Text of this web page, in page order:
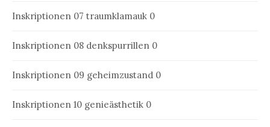
Inskriptionen 07 traumklamauk 0
Inskriptionen 08 denkspurrillen 0
Inskriptionen 09 geheimzustand 0
Inskriptionen 10 genieästhetik 0